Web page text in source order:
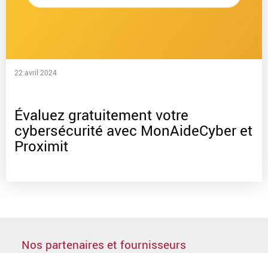
22 avril 2024
Évaluez gratuitement votre
cybersécurité avec MonAideCyber et
Proximit
Nos partenaires et fournisseurs